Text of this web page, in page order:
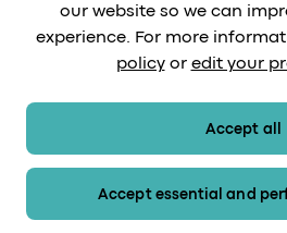
RECHTLICH
our website so we can
experience. For more
policyor edit your
Accept all
Accept essential and